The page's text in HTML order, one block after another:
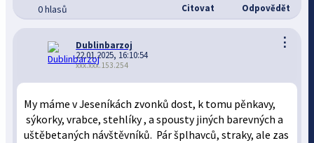
0 hlasů Citovat Odpovědět
⋮
Dublinbarzoj
22.01.2025, 16:10:54
xxx.xxx.153.254
My máme v Jeseníkách zvonků dost, k tomu pěnkavy,
sýkorky, vrabce, stehlíky , a spousty jiných barevných a
uštěbetaných návštěvníků. Pár šplhavců, straky, ale zas